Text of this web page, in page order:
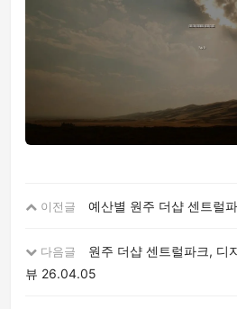
이전글 예산별 원주 더샵 센트럴
다음글
원주 더샵 센트럴파크, 디
뷰 26.04.05